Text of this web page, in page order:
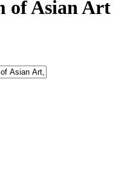
of Asian Art